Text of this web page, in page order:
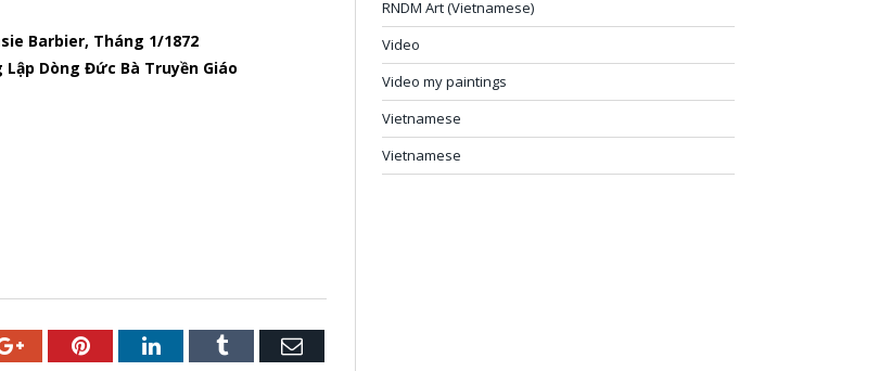
Barbier, Tháng 1/1872
Lập Dòng Đức Bà Truyền Giáo
Google+PinterestLinkedInTumblr Email
RNDM Art (Vietnamese)
Video
Video my paintings
Vietnamese
Vietnamese